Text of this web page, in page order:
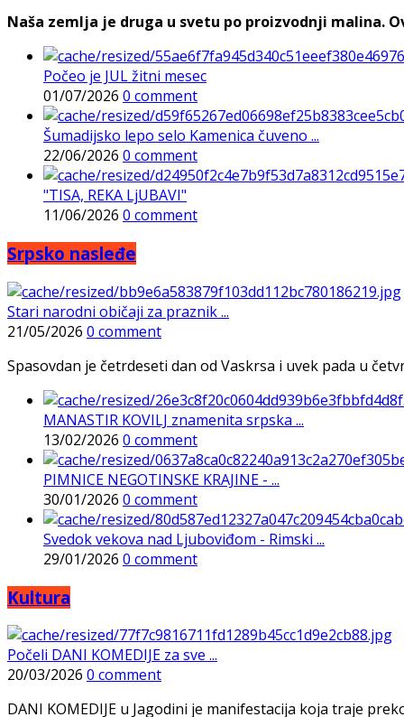
Naša zemlja je druga u svetu po proizvodnji malina.
Počeo je JUL žitni mesec
01/07/2026 0 comment
Šumadijsko lepo selo Kamenica čuveno ...
22/06/2026 0 comment
"TISA, REKA LjUBAVI"
11/06/2026 0 comment
Srpsko nasleđe
Stari narodni običaji za praznik ...
21/05/2026 0 comment
Spasovdan je četrdeseti dan od Vaskrsa i uvek pada u
MANASTIR KOVILJ znamenita srpska ...
13/02/2026 0 comment
PIMNICE NEGOTINSKE KRAJINE - ...
30/01/2026 0 comment
Svedok vekova nad Ljuboviđom - Rimski ...
29/01/2026 0 comment
Kultura
Počeli DANI KOMEDIJE za sve ...
20/03/2026 0 comment
DANI KOMEDIJE u Jagodini je manifestacija koja traje